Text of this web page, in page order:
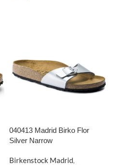
040413 Madrid Birko Flor
Silver Narrow
Birkenstock Madrid,